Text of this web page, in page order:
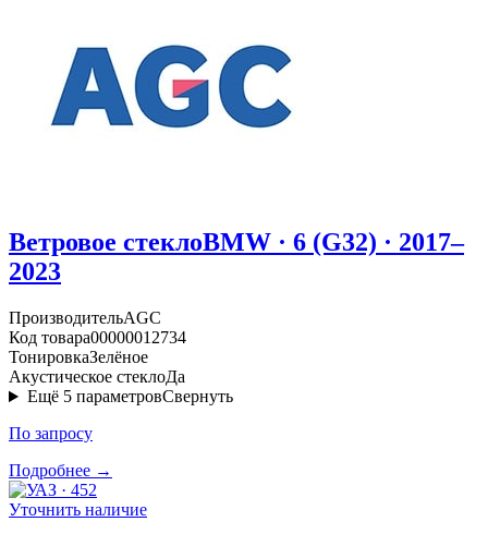
Ветровое стеклоBMW · 6 (G32) · 2017–
2023
ПроизводительAGC
Код товара00000012734
ТонировкаЗелёное
Акустическое стеклоДа
Ещё 5 параметровСвернуть
По запросу
Подробнее →
Уточнить наличие